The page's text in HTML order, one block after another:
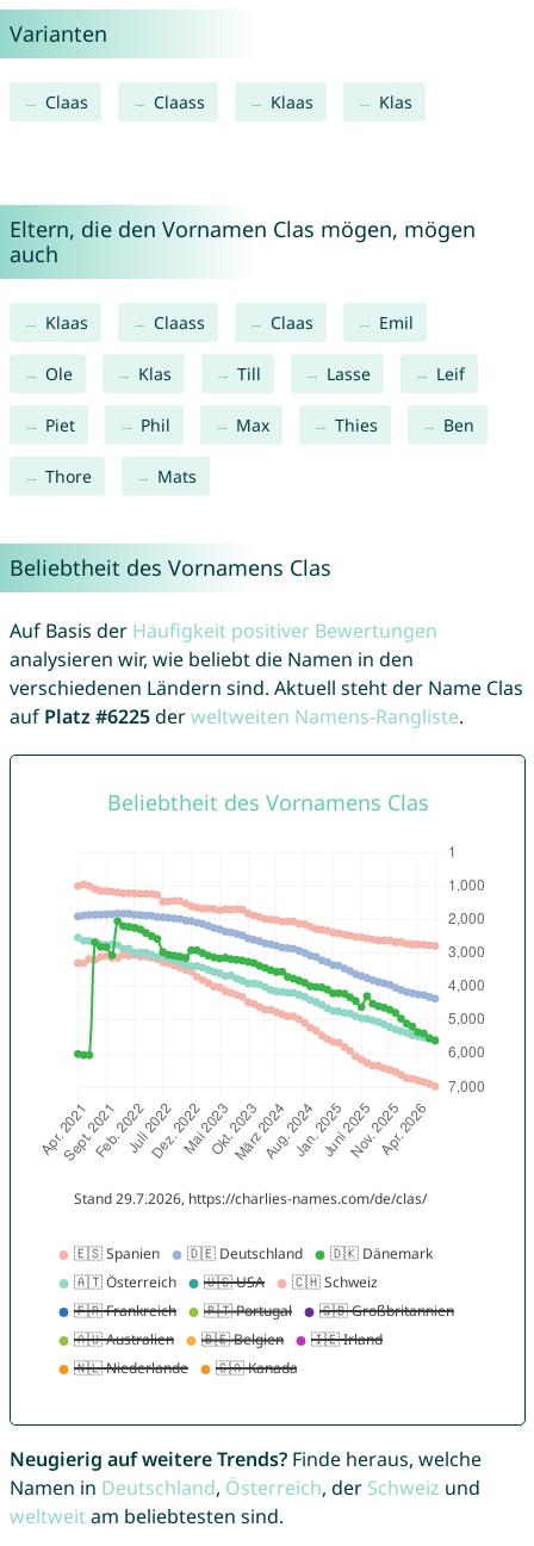
Varianten
Claas Claass Klaas Klas
Eltern, die den Vornamen Clas mögen, mögen
auch
Klaas Claass Claas Emil
Ole Klas Till Lasse Leif
Piet Phil Max Thies Ben
Thore Mats
Beliebtheit des Vornamens Clas
Auf Basis der Häufigkeit positiver Bewertungen
analysieren wir, wie beliebt die Namen in den
verschiedenen Ländern sind. Aktuell steht der Name Clas
auf Platz #6225derweltweiten Namens-Rangliste.
Neugierig auf weitere Trends?Finde heraus, welche
Namen in Deutschland, Österreich, der Schweiz und
weltweitam beliebtesten sind.